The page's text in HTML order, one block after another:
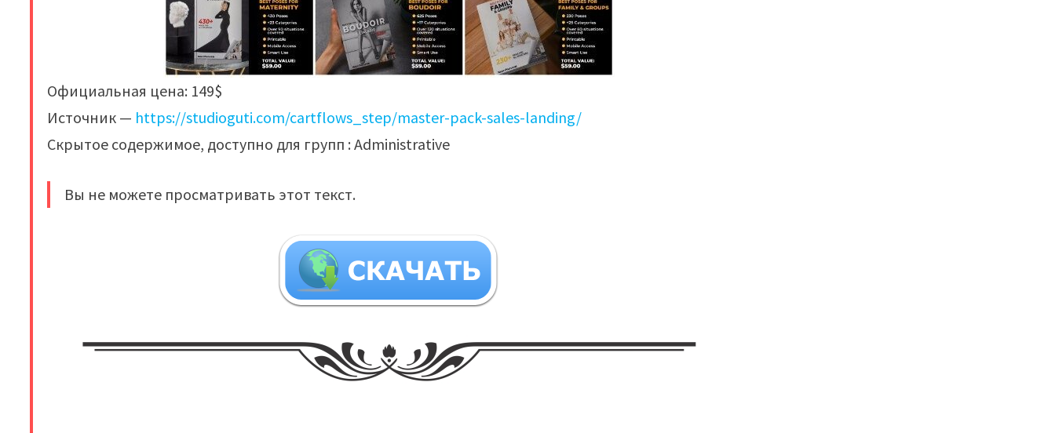
Официальная цена: 149$
Источник — https://studioguti.com/cartflows_step/master-pack-sales-landing/
Скрытое содержимое, доступно для групп : Administrative
Вы не можете просматривать этот текст.